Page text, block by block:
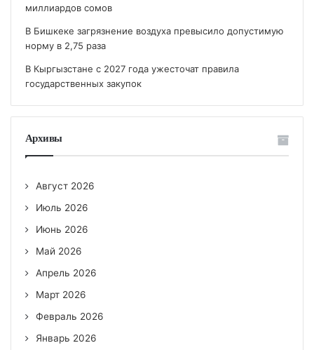
миллиардов сомов
В Бишкеке загрязнение воздуха превысило допустимую
норму в 2,75 раза
В Кыргызстане с 2027 года ужесточат правила
государственных закупок
Архивы
Август 2026
Июль 2026
Июнь 2026
Май 2026
Апрель 2026
Март 2026
Февраль 2026
Январь 2026